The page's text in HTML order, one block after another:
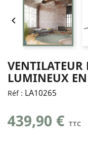

VENTILATEUR
LUMINEUX
Réf : LA10265
439,90 € TTC